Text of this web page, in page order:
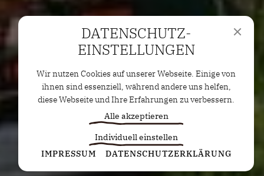
DATENSCHUTZ­
EINSTELLUNGEN
Wir nutzen Cookies auf unserer Webseite. Einige von
ihnen sind essenziell, während andere uns helfen,
diese Webseite und Ihre Erfahrungen zu verbessern.
Alle akzeptieren
Individuell einstellen
Statistiken
Diese Cookies erfassen anonyme Statistiken. Diese
IMPRESSUM DATENSCHUTZERKLÄRUNG